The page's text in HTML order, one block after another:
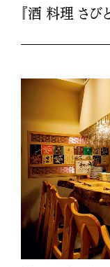
『酒 料理 さび